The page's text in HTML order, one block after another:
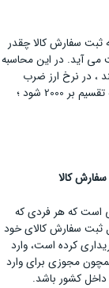
ثبت سفارش کالا چقدر
آید. در این محاسبه
، در نرخ ارز ضرب
گردد. در نهایت عددی که به دست می آید ، در صورتی که تقسیم بر 2000 شود ؛
کالا
است که هر فردی که
ثبت سفارش کالای خود
کرده است، وارد
مجوزی برای وارد
داخل کشور باشد.